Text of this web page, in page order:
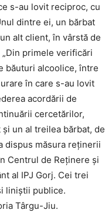
s-au lovit reciproc, cu
dintre ei, un bărbat
alt client, în vârstă de
primele verificări
băuturi alcoolice, între
în care s-au lovit
acordării de
cercetărilor,
un al treilea bărbat, de
dispus măsura reținerii
Centrul de Reținere și
al IPJ Gorj. Cei trei
liniștii publice.
Târgu-Jiu.